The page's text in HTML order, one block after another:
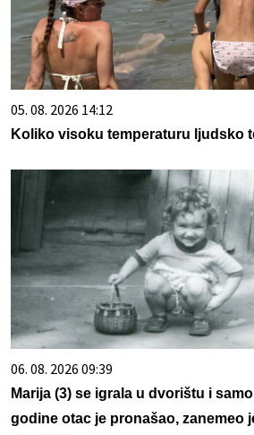
05. 08. 2026 14:12
Koliko visoku temperaturu ljudsko
06. 08. 2026 09:39
Marija (3) se igrala u dvorištu i
godine otac je pronašao, zanemeo